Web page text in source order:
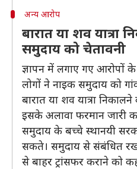
अन्य आरोप
बारात या शव यात्रा
समुदाय को चेतावनी
ज्ञापन में लगाए गए आरोपों
लोगों ने नाइक समुदाय को
बारात या शव यात्रा
इसके अलावा फरमान जारी
समुदाय के बच्चे स्थानयी
सकते। समुदाय से संबंधित
से बाहर ट्रांसफर कराने को